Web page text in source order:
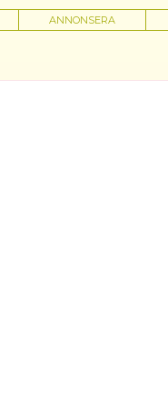
ANNONSERA